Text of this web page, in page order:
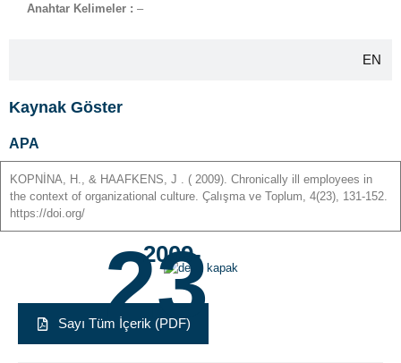
23
-2009-
Sayı Tüm İçerik (PDF)
EN
Anahtar Kelimeler : –
Kaynak Göster
APA
KOPNİNA, H ., & HAAFKENS, J . ( 2009). Chronically ill employees in
the context of organizational culture. Çalışma ve Toplum, 4(23), 131-152.
https://doi.org/